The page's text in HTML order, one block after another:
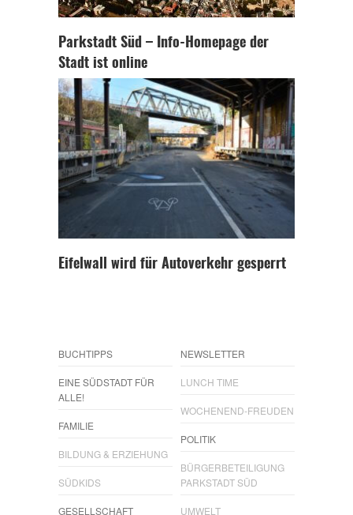
Parkstadt Süd – Info-Homepage der
Stadt ist online
Eifelwall wird für Autoverkehr gesperrt
BUCHTIPPS
EINE SÜDSTADT FÜR
ALLE!
FAMILIE
BILDUNG & ERZIEHUNG
SÜDKIDS
GESELLSCHAFT
NEWSLETTER
LUNCH TIME
WOCHENEND-FREUDEN
POLITIK
BÜRGERBETEILIGUNG
PARKSTADT SÜD
UMWELT